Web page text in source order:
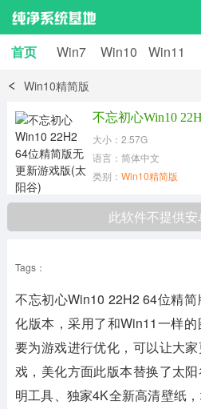
首页 Win7 Win10 Win11
Win10精简版
大小：2.57G
语言：简体中文
类别： Win10精简版
此软件不提供
Tags：
不忘初心Win10 22H2 64位精
化版本，采用了和Win11一样
要为游戏进行优化，可以让大
戏，美化方面此版本替换了太
明工具、独家4K全新高清壁纸